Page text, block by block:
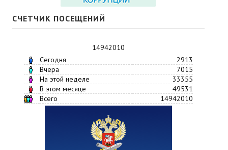
СЧЕТЧИК ПОСЕЩЕНИЙ
14942010
Сегодня
2913
Вчера
7015
На этой неделе
33355
В этом месяце
49531
Всего
14942010